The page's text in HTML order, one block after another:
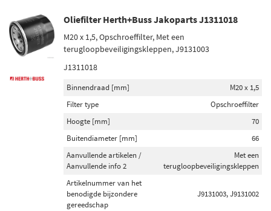
Toon meer
Schokdempertype
Gasdruk (565)
Oliedruk (21)
Startmotor vermogen (kw)
Oliefilter Herth+Buss Jakoparts J1311018
M20 x 1,5, Opschroeffilter, Met een
terugloopbeveiligingskleppen, J9131003
J1311018
Binnendraad [mm]
M20 x 1,5
Filter type
Opschroeffilter
Hoogte [mm]
70
Buitendiameter [mm]
66
Aanvullende artikelen /
Aanvullende info 2
Met een
terugloopbeveiligingskleppen
Artikelnummer van het
benodigde bijzondere
gereedschap
J9131003, J9131002